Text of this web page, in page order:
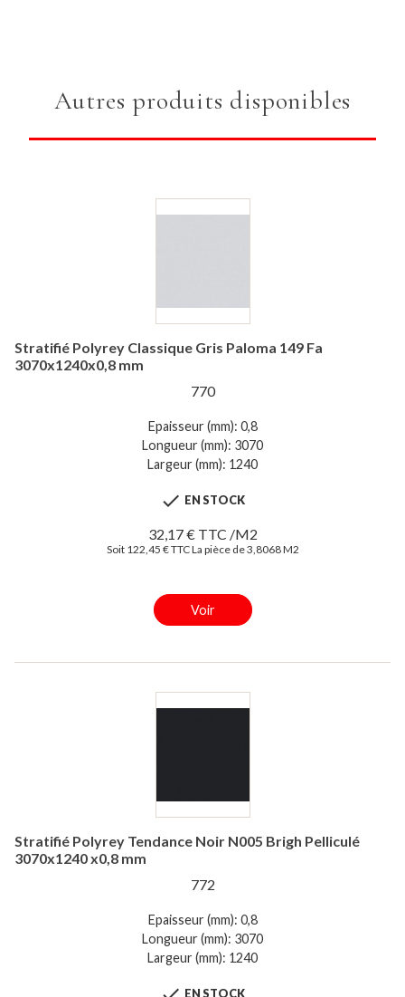
Autres produits disponibles
Stratifié Polyrey Classique Gris Paloma 149 Fa
3070x1240x0,8 mm
770
Epaisseur (mm): 0,8
Longueur (mm): 3070
Largeur (mm): 1240
 EN STOCK
32,17 € TTC /M2
Soit 122,45 € TTC La pièce de 3,8068 M2
Voir
Stratifié Polyrey Tendance Noir N005 Brigh Pelliculé
3070x1240 x0,8 mm
772
Epaisseur (mm): 0,8
Longueur (mm): 3070
Largeur (mm): 1240
EN STOCK